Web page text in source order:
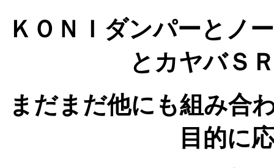
ＫＯＮＩダンパーとノ
とカヤバＳ
まだまだ他にも組み合
目的に